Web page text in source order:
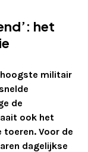
het
hoogste militair
de
ook het
toeren. Voor de
dagelijkse